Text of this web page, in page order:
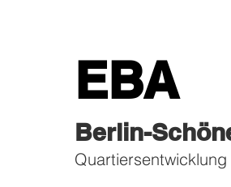
EBA
Berlin-